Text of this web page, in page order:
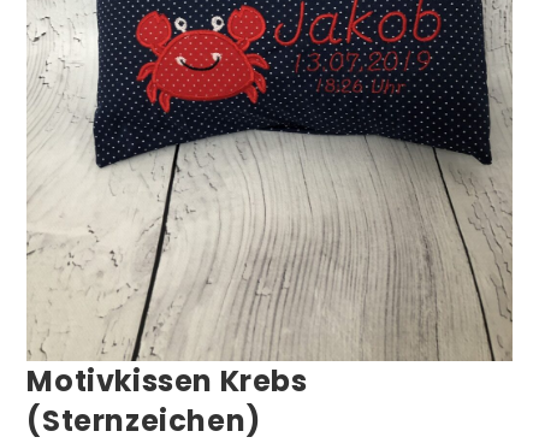
Motivkissen Krebs
(Sternzeichen)